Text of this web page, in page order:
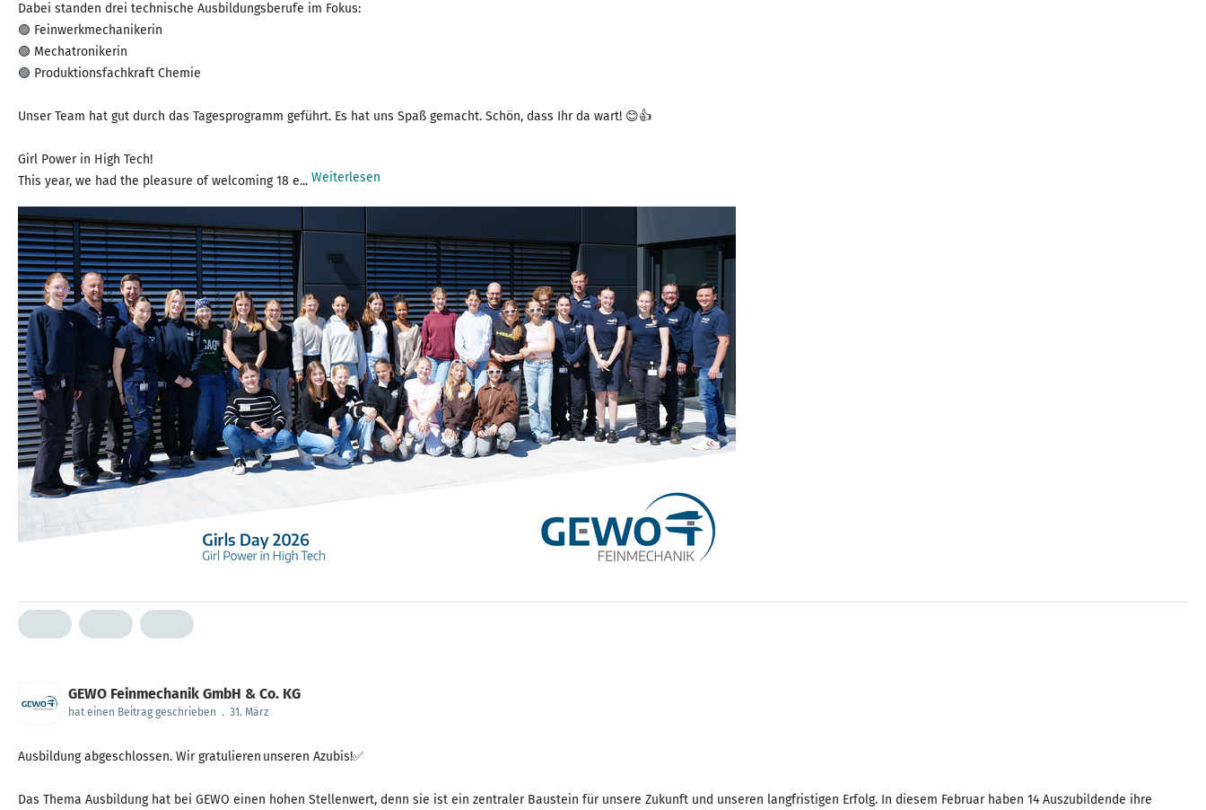
Dabei standen drei technische Ausbildungsberufe im Fokus:
🟢 Feinwerkmechanikerin
🟢 Mechatronikerin
🟢 Produktionsfachkraft Chemie
Unser Team hat gut durch das Tagesprogramm geführt. Es hat uns Spaß gemacht. Schön, dass Ihr da wart! 😊👍
Girl Power in High Tech!
This year, we had the pleasure of welcoming 18 e... Weiterlesen
GEWO Feinmechanik GmbH & Co. KG
hat einen Beitrag geschrieben . 31. März
Ausbildung abgeschlossen. Wir gratulieren unseren Azubis!✅
Das Thema Ausbildung hat bei GEWO einen hohen Stellenwert, denn sie ist ein zentraler Baustein für unsere Zukunft und unseren langfristigen Erfolg. In diesem Februar haben 14 Auszubildende ihre